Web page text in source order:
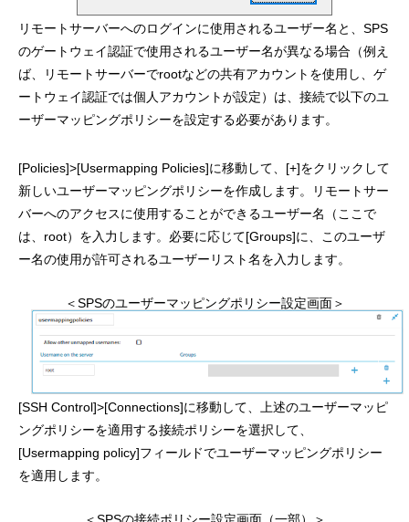
リモートサーバーへのログインに使用されるユーザー名と、SPS
のゲートウェイ認証で使用されるユーザー名が異なる場合（例え
ば、リモートサーバーでrootなどの共有アカウントを使用し、ゲ
ートウェイ認証では個人アカウントが設定）は、接続で以下のユ
ーザーマッピングポリシーを設定する必要があります。
[Policies]>[Usermapping Policies]に移動して、[+]をクリックして
新しいユーザーマッピングポリシーを作成します。リモートサー
バーへのアクセスに使用することができるユーザー名（ここで
は、root）を入力します。必要に応じて[Groups]に、このユーザ
ー名の使用が許可されるユーザーリスト名を入力します。
＜SPSのユーザーマッピングポリシー設定画面＞
[SSH Control]>[Connections]に移動して、上述のユーザーマッピ
ングポリシーを適用する接続ポリシーを選択して、
[Usermapping policy]フィールドでユーザーマッピングポリシー
を適用します。